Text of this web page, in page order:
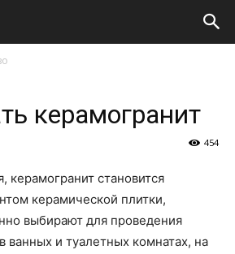
керамогранит
454
керамогранит становится
керамической плитки,
выбирают для проведения
ванных и туалетных комнатах, на